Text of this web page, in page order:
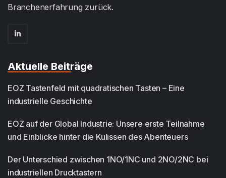
Branchenerfahrung zurück.
Aktuelle Beiträge
EOZ Tastenfeld mit quadratischen Tasten – Eine
industrielle Geschichte
EOZ auf der Global Industrie: Unsere erste Teilnahme
und Einblicke hinter die Kulissen des Abenteuers
Der Unterschied zwischen 1NO/1NC und 2NO/2NC bei
industriellen Drucktastern